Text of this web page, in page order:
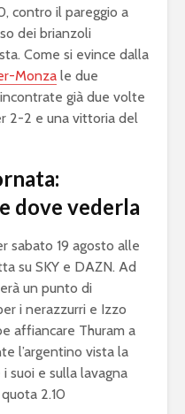
contro il pareggio a
dei brianzoli
Come si evince dalla
Monza le due
già due volte
2-2 e una vittoria del
dove vederla
sabato 19 agosto alle
su SKY e DAZN. Ad
un punto di
i nerazzurri e Izzo
affiancare Thuram a
l’argentino vista la
suoi e sulla lavagna
2.10